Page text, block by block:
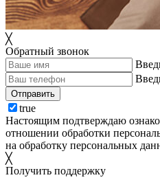
╳
Обратный звонок
Отправить
true
Настоящим подтверждаю
отношении обработки
на обработку персональных
╳
Получить поддержку